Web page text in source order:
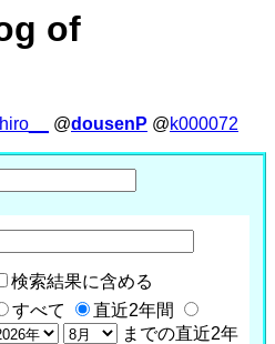
of
@dousenP @k000072
検索結果に含める
すべて
直近2年間
までの直近2年